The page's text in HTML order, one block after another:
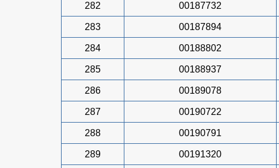
282 00187732
283 00187894
284 00188802
285 00188937
286 00189078
287 00190722
288 00190791
289 00191320